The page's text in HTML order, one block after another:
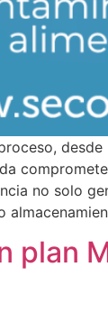
no solo
plan